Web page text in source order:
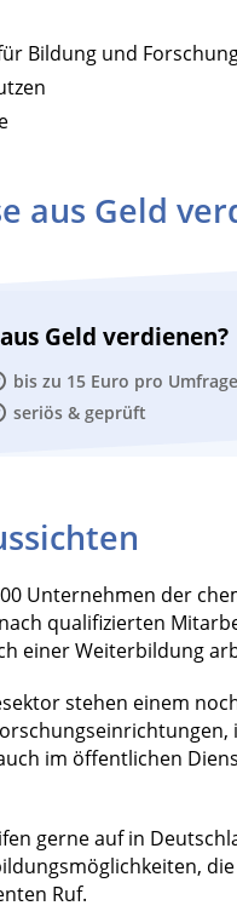
Bildung und
aus Geld
Geld verdienen?
bis zu 15 Euro pro Umfrage
seriös & geprüft
Unternehmen der
qualifizierten
einer Weiterbildung
stehen einem
im öffentlichen
gerne auf in
Ruf.
Heimarbeit
Geld